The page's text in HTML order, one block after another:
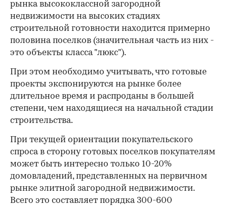
рынка высококлассной загородной
недвижимости на высоких стадиях
строительной готовности находится примерно
половина поселков (значительная часть из них -
это объекты класса "люкс").
При этом необходимо учитывать, что готовые
проекты экспонируются на рынке более
длительное время и распроданы в большей
степени, чем находящиеся на начальной стадии
строительства.
При текущей ориентации покупательского
спроса в сторону готовых поселков покупателям
может быть интересно только 10-20%
домовладений, представленных на первичном
рынке элитной загородной недвижимости.
Всего это составляет порядка 300-600